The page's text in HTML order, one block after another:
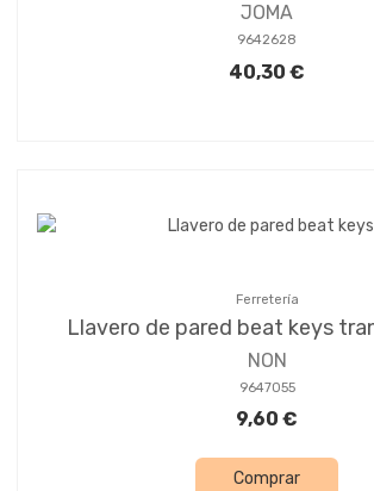
JOMA
9642628
40,30 €
Ferretería
Llavero de pared beat keys
NON
9647055
9,60 €
Comprar